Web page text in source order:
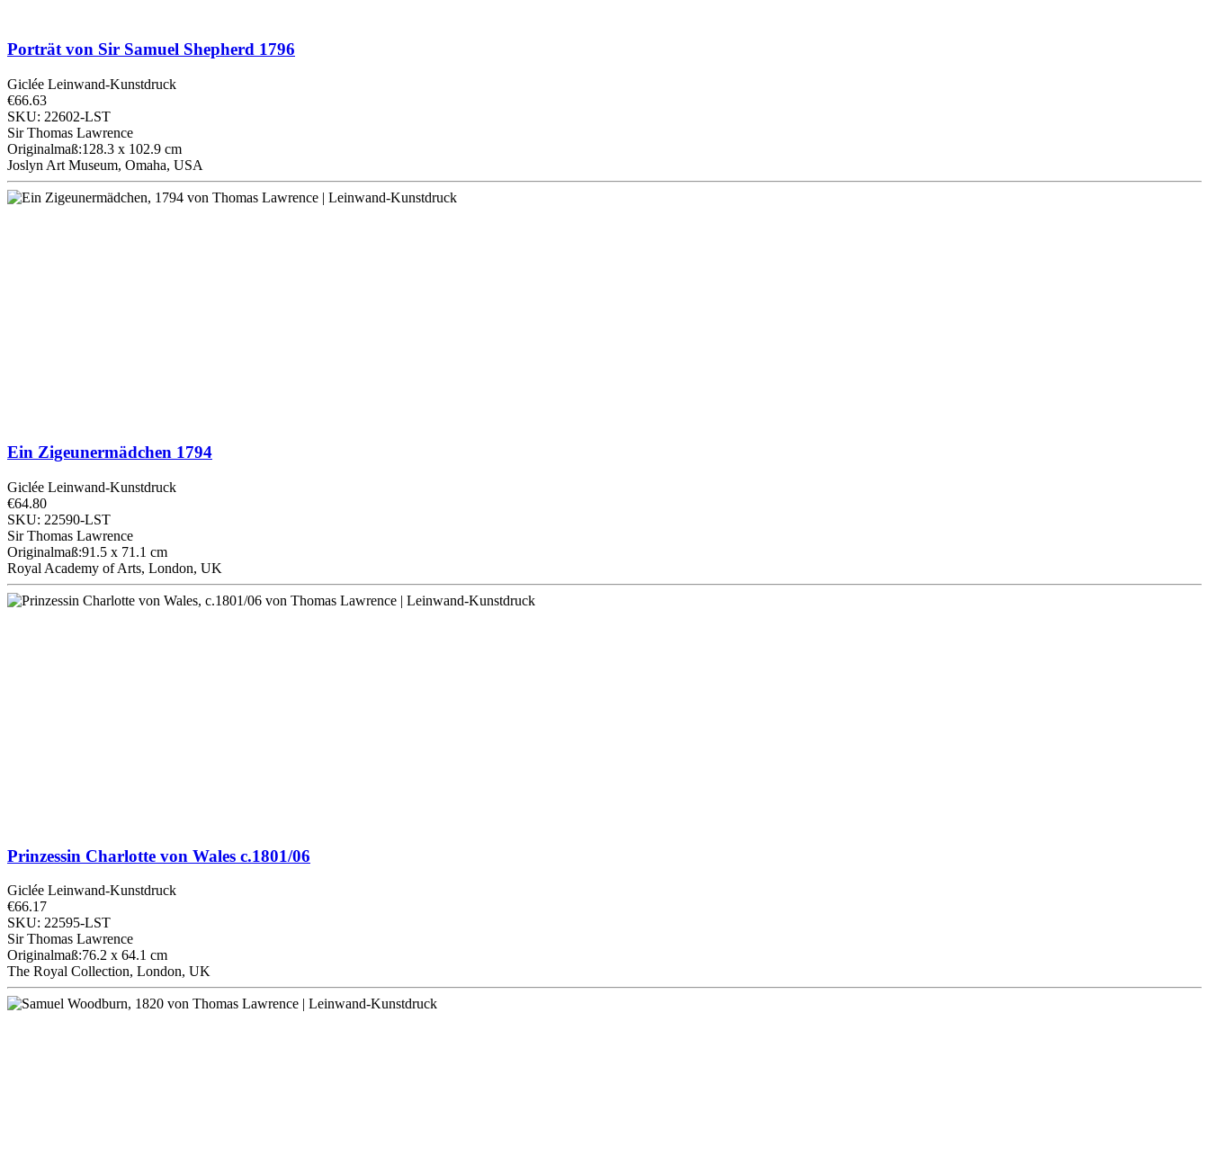
Porträt von Sir Samuel Shepherd 1796
Giclée Leinwand-Kunstdruck
€66.63
SKU: 22602-LST
Sir Thomas Lawrence
Originalmaß:128.3 x 102.9 cm
Joslyn Art Museum, Omaha, USA
Ein Zigeunermädchen 1794
Giclée Leinwand-Kunstdruck
€64.80
SKU: 22590-LST
Sir Thomas Lawrence
Originalmaß:91.5 x 71.1 cm
Royal Academy of Arts, London, UK
Prinzessin Charlotte von Wales c.1801/06
Giclée Leinwand-Kunstdruck
€66.17
SKU: 22595-LST
Sir Thomas Lawrence
Originalmaß:76.2 x 64.1 cm
The Royal Collection, London, UK